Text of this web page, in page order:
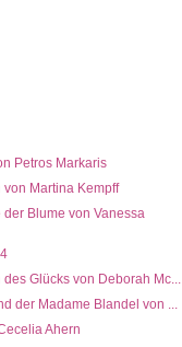
Petros Markaris
Martina Kempff
Blume von Vanessa
Glücks von Deborah Mc...
der Madame Blandel von ...
Ahern